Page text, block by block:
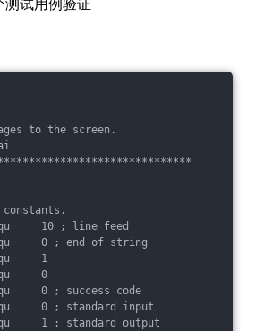
测试用例验证
to the screen.
10 ; line feed
0 ; end of string
1
0
equ     0 ; success code
0 ; standard input
1 ; standard output